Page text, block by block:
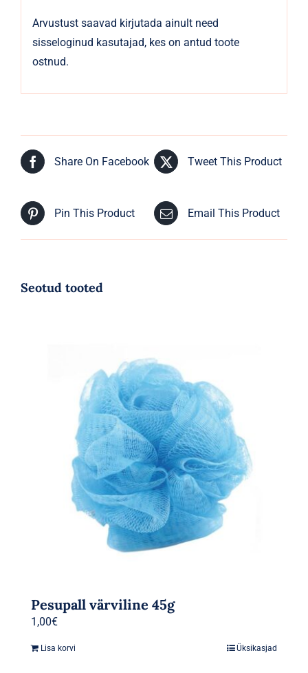
Arvustust saavad kirjutada ainult need
sisseloginud kasutajad, kes on antud toote
ostnud.
Share On Facebook Tweet This Product
Pin This Product Email This Product
Seotud tooted
Pesupall värviline 45g
1,00€
Lisa korvi Üksikasjad